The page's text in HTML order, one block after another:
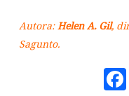
Autora: Helen A. Gil,
Sagunto.